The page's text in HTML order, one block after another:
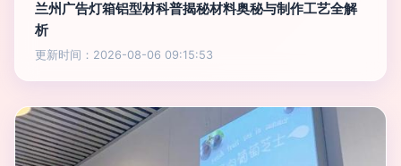
兰州广告灯箱铝型材科普揭秘材料奥秘与制作工艺全解
析
更新时间：2026-08-06 09:15:53